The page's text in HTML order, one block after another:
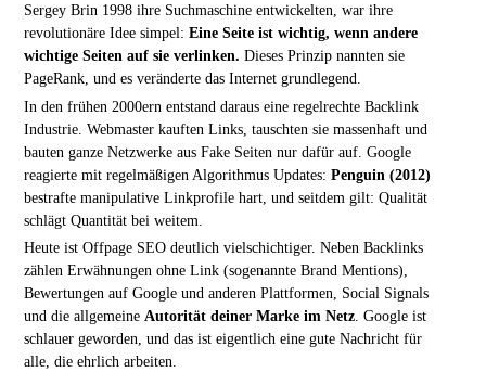
Sergey Brin 1998 ihre Suchmaschine entwickelten, war ihre
revolutionäre Idee simpel:Eine Seite ist wichtig, wenn andere
wichtige Seiten auf sie verlinken. Dieses Prinzip nannten sie
PageRank, und es veränderte das Internet grundlegend.
In den frühen 2000ern entstand daraus eine regelrechte Backlink
Industrie. Webmaster kauften Links, tauschten sie massenhaft und
bauten ganze Netzwerke aus Fake Seiten nur dafür auf. Google
reagierte mit regelmäßigen Algorithmus Updates:Penguin (2012)
bestrafte manipulative Linkprofile hart, und seitdem gilt: Qualität
schlägt Quantität bei weitem.
Heute ist Offpage SEO deutlich vielschichtiger. Neben Backlinks
zählen Erwähnungen ohne Link (sogenannte Brand Mentions),
Bewertungen auf Google und anderen Plattformen, Social Signals
und die allgemeineAutorität deiner Marke im Netz. Google ist
schlauer geworden, und das ist eigentlich eine gute Nachricht für
alle, die ehrlich arbeiten.